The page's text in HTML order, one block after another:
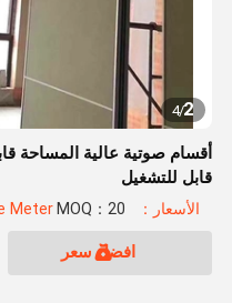
2
/
4
أقسام صوتية عالية المساحة
قابل للتشغيل
الأسعار：US$135.8 Per Square Meter MOQ：20 متر مربع
افضل سعر